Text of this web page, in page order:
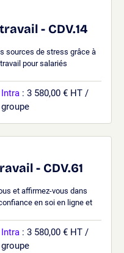
- CDV.14
sources de stress grâce à
pour salariés
Intra : 3 580,00 € HT /
groupe
- CDV.61
et affirmez-vous dans
en soi en ligne et
Intra : 3 580,00 € HT /
groupe